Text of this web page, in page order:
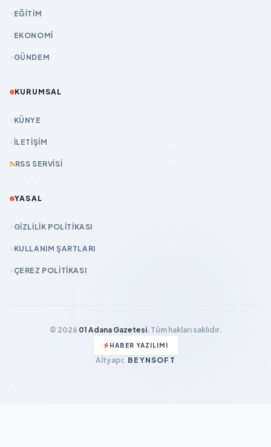
EĞİTİM
EKONOMİ
GÜNDEM
KURUMSAL
KÜNYE
İLETIŞIM
RSS SERVISI
YASAL
GIZLILIK POLITIKASI
KULLANIM ŞARTLARI
ÇEREZ POLITIKASI
© 2026 01 Adana Gazetesi. Tüm hakları saklıdır.
HABER YAZILIMI
Altyapı: BEYNSOFT